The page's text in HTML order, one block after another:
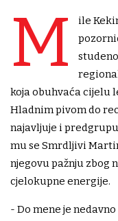
M
ile
koja obuhvaća cijelu
Hladnim pivom do
najavljuje i
mu se Smrdljivi
njegovu pažnju zbog
cjelokupne energije.
- Do mene je